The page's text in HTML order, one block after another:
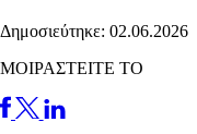
Δημοσιεύτηκε: 02.06.2026
ΜΟΙΡΑΣΤΕΙΤΕ ΤΟ